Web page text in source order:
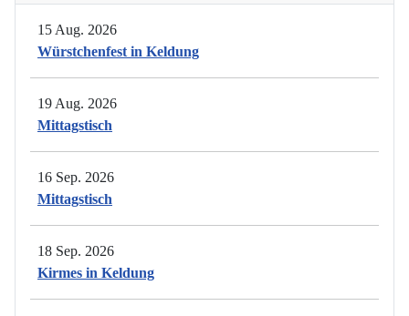
15 Aug. 2026
Würstchenfest in Keldung
19 Aug. 2026
Mittagstisch
16 Sep. 2026
Mittagstisch
18 Sep. 2026
Kirmes in Keldung